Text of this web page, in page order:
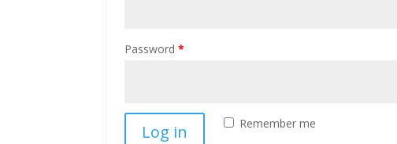
Password*
Remember me
Log in